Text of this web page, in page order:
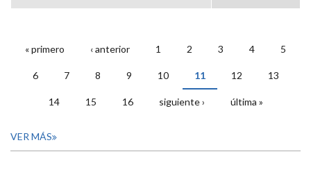
PÁGINAS
« primero ‹ anterior 1 2 3 4 5
6 7 8 9 10 11 12 13
14 15 16 siguiente › última »
VER MÁS